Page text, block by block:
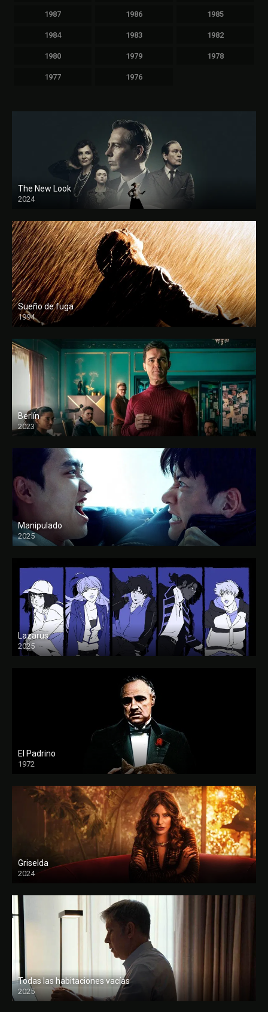
1987 1986 1985
1984 1983 1982
1980 1979 1978
1977 1976
The New Look
2024
Sueño de fuga
1994
FULL HD
Berlín
2023
Manipulado
2025
Lazarus
2025
El Padrino
1972
FULL HD
Griselda
2024
Todas las habitaciones vacías
2025
FULL HD